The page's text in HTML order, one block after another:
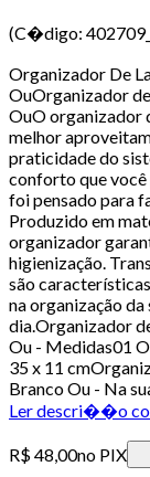
(C�digo:
Organizador De
OuOrganizador
OuO organizador
melhor
praticidade do
conforto que você
foi pensado para
Produzido em
organizador
higienização.
são
na organização
dia.Organizador
Ou - Medidas01
35 x 11
Branco Ou - Na
Ler descri��o
R$ 48,00no PIX